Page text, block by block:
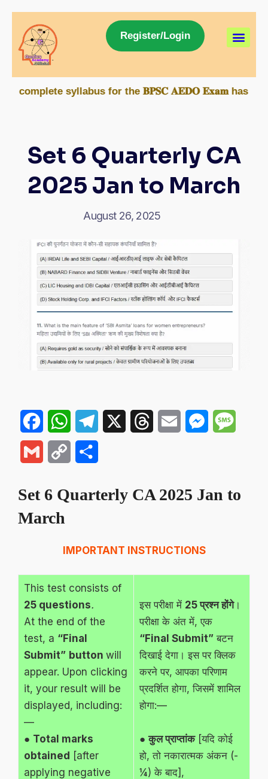
Register/Login
syllabus for the 𝐁𝐏𝐒𝐂 𝐀𝐄𝐃𝐎 𝐄𝐱𝐚𝐦 has been
Set 6 Quarterly CA
2025 Jan to March
August 26, 2025
FacebookWhatsAppTelegram ThreadsEmail Messenger
Gmail
Copy
Set 6 Quarterly CA 2025 Jan to
March
IMPORTANT INSTRUCTIONS
This test consists of
25 questions.
At the end of the
test, a “Final
Submit” button will
appear. Upon clicking
it, your result will be
displayed, including:
—
● Total marks
obtained [after
applying negative
इस परीक्षा में 25 प्रश्न होंगे।
परीक्षा के अंत में, एक
“Final Submit”बटन
दिखाई देगा। इस पर क्लिक
करने पर, आपका परिणाम
प्रदर्शित होगा, जिसमें शामिल
होगा:—
●कुल प्राप्तांक[यदि कोई
हो, तो नकारात्मक अंकन (-
¼) के बाद],